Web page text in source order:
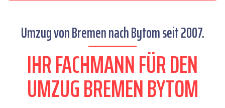
Umzug von Bremen nach Bytom seit 2007.
IHR FACHMANN FÜR DEN
UMZUG BREMEN BYTOM